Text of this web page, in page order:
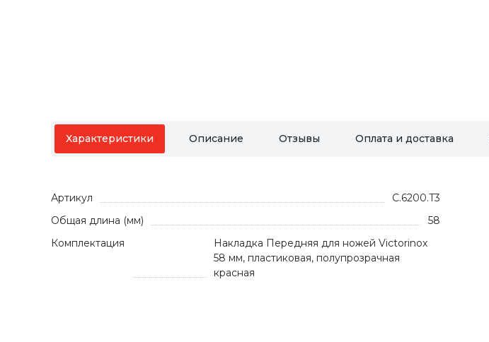
Характеристики Описание Отзывы Оплата и доставка
Артикул
C.6200.T3
Общая длина (мм)
58
Комплектация
Накладка Передняя для ножей Victorinox
58 мм, пластиковая, полупрозрачная
красная